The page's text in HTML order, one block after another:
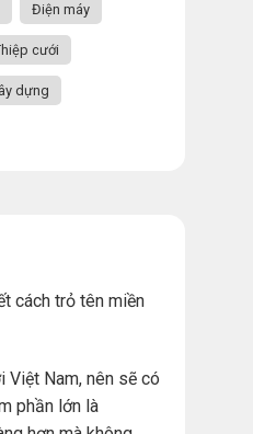
Điện máy
cưới
dựng
cách trỏ tên miền
Nam, nên sẽ có
phần lớn là